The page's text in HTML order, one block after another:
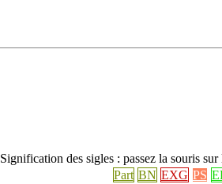
Signification des sigles : passez la souris sur
Part BN EXG PS